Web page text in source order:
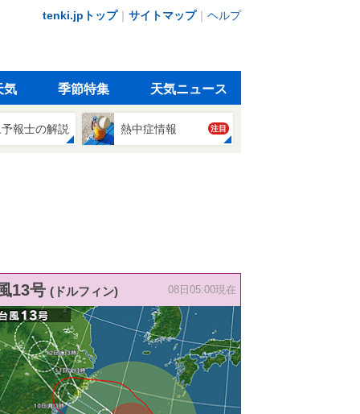
tenki.jpトップ｜ サイトマップ｜ ヘルプ
気 季節特集 天気ニュース
報士の解説 熱中症情報 注目
13号 (ドルフィン) 08日05:00現在